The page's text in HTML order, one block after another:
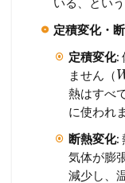
定積変化・
定積変化:
ません（
熱はすべ
に使われ
断熱変化:
気体が膨
減少し、